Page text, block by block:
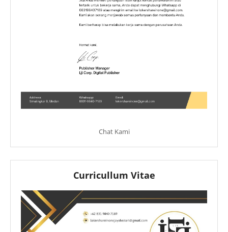
Chat Kami
Curricullum Vitae